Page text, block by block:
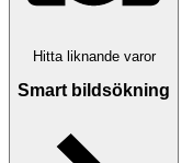
Hitta liknande varor
Smart bildsökning